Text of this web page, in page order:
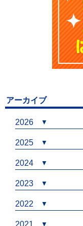
アーカイブ
2026
2025
2024
2023
2022
2021